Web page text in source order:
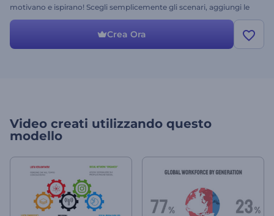
motivano e ispirano! Scegli semplicemente gli scenari, aggiungi le
tue informazioni e ottieni un video professionale in pochi minuti.
Creare una presentazione infografica non è mai stato così facile!
Prova Modern Infographics Pack!
Crea Ora
Video creati utilizzando questo
modello